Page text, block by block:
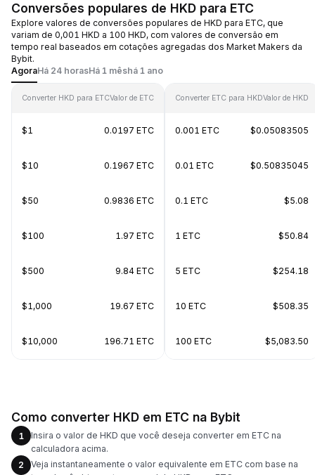
Conversões populares de HKD para ETC
Explore valores de conversões populares de HKD para ETC, que
variam de 0,001 HKD a 100 HKD, com valores de conversão em
tempo real baseados em cotações agregadas dos Market Makers da
Bybit.
AgoraHá 24 horasHá 1 mêshá 1 ano
Converter HKD para ETCValor de ETC
$1 0.0197 ETC
$10 0.1967 ETC
$50 0.9836 ETC
$100 1.97 ETC
$500 9.84 ETC
$1,000 19.67 ETC
$10,000 196.71 ETC
Converter ETC para HKDValor de HKD
0.001 ETC $0.05083505
0.01 ETC $0.50835045
0.1 ETC $5.08
1 ETC $50.84
5 ETC $254.18
10 ETC $508.35
100 ETC $5,083.50
Como converter HKD em ETC na Bybit
1
Insira o valor de HKD que você deseja converter em ETC na
calculadora acima.
2
Veja instantaneamente o valor equivalente em ETC com base na